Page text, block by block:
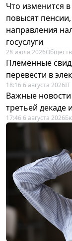
Что изменится в
повысят
направления
госуслуги
28 июля 2026
Племенные
перевести в
18:16 6 августа 2026IT
Важные
третьей декаде
17:46 6 августа 2026